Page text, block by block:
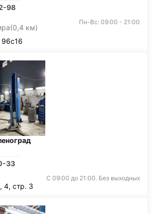
98
(0,4 км)
Пн-Вс: 09:00 - 21:00
33
С 09:00 до 21:00. Без выходных
4, стр. 3